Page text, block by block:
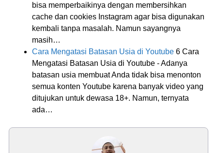
bisa memperbaikinya dengan membersihkan
cache dan cookies Instagram agar bisa digunakan
kembali tanpa masalah. Namun sayangnya
masih…
Cara Mengatasi Batasan Usia di Youtube 6 Cara
Mengatasi Batasan Usia di Youtube - Adanya
batasan usia membuat Anda tidak bisa menonton
semua konten Youtube karena banyak video yang
ditujukan untuk dewasa 18+. Namun, ternyata
ada…